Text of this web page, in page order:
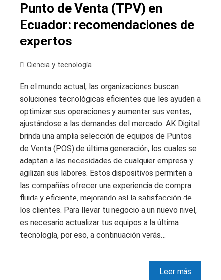
Punto de Venta (TPV) en
Ecuador: recomendaciones de
expertos
Ciencia y tecnología
En el mundo actual, las organizaciones buscan
soluciones tecnológicas eficientes que les ayuden a
optimizar sus operaciones y aumentar sus ventas,
ajustándose a las demandas del mercado. AK Digital
brinda una amplia selección de equipos de Puntos
de Venta (POS) de última generación, los cuales se
adaptan a las necesidades de cualquier empresa y
agilizan sus labores. Estos dispositivos permiten a
las compañías ofrecer una experiencia de compra
fluida y eficiente, mejorando así la satisfacción de
los clientes. Para llevar tu negocio a un nuevo nivel,
es necesario actualizar tus equipos a la última
tecnología, por eso, a continuación verás…
Leer más